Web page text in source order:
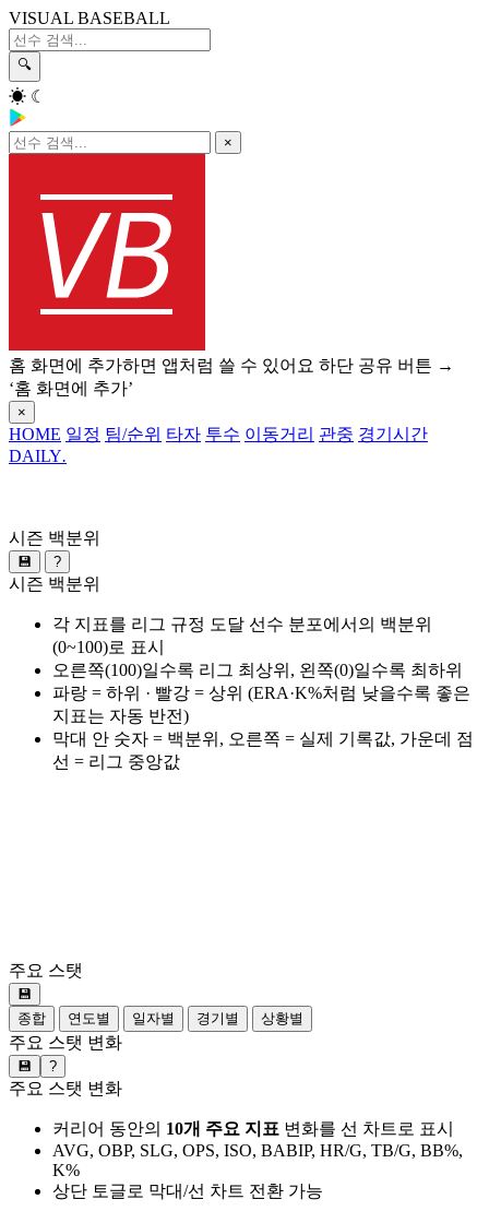
VISUAL BASEBALL
🔍
☀ ☾
×
홈 화면에 추가하면 앱처럼 쓸 수 있어요 하단 공유 버튼 →
‘홈 화면에 추가’
×
HOME 일정 팀/순위 타자 투수 이동거리 관중 경기시간
DAILY.
시즌 백분위
💾 ?
시즌 백분위
각 지표를 리그 규정 도달 선수 분포에서의 백분위
(0~100)로 표시
오른쪽(100)일수록 리그 최상위, 왼쪽(0)일수록 최하위
파랑 = 하위 · 빨강 = 상위 (ERA·K%처럼 낮을수록 좋은
지표는 자동 반전)
막대 안 숫자 = 백분위, 오른쪽 = 실제 기록값, 가운데 점
선 = 리그 중앙값
주요 스탯
💾
종합
연도별 일자별 경기별 상황별
주요 스탯 변화
💾 ?
주요 스탯 변화
커리어 동안의 10개 주요 지표 변화를 선 차트로 표시
AVG, OBP, SLG, OPS, ISO, BABIP, HR/G, TB/G, BB%,
K%
상단 토글로 막대/선 차트 전환 가능